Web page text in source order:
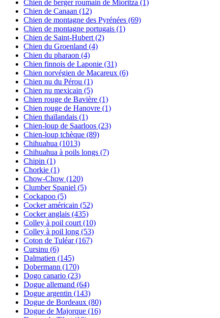
Chien de berger roumain de Mioritza (1)
Chien de Canaan (12)
Chien de montagne des Pyrénées (69)
Chien de montagne portugais (1)
Chien de Saint-Hubert (2)
Chien du Groenland (4)
Chien du pharaon (4)
Chien finnois de Laponie (31)
Chien norvégien de Macareux (6)
Chien nu du Pérou (1)
Chien nu mexicain (5)
Chien rouge de Bavière (1)
Chien rouge de Hanovre (1)
Chien thaïlandais (1)
Chien-loup de Saarloos (23)
Chien-loup tchèque (89)
Chihuahua (1013)
Chihuahua à poils longs (7)
Chipin (1)
Chorkie (1)
Chow-Chow (120)
Clumber Spaniel (5)
Cockapoo (5)
Cocker américain (52)
Cocker anglais (435)
Colley à poil court (10)
Colley à poil long (53)
Coton de Tuléar(167)
Cursinu (6)
Dalmatien (145)
Dobermann (170)
Dogo canario (23)
Dogue allemand (64)
Dogue argentin (143)
Dogue de Bordeaux (80)
Dogue de Majorque (16)